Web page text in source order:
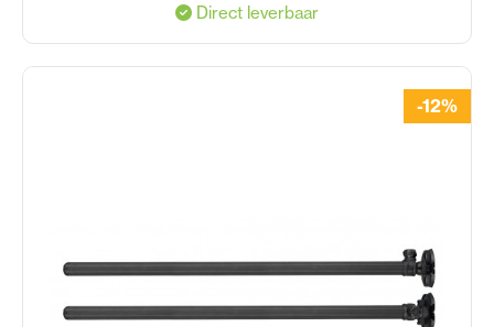
Direct leverbaar
-12%